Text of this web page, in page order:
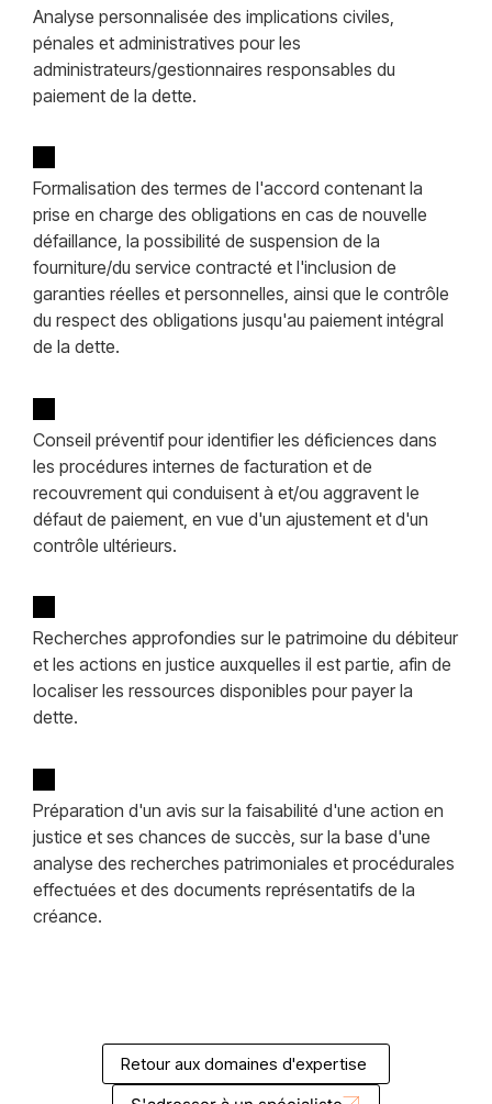
Analyse personnalisée des implications civiles,
pénales et administratives pour les
administrateurs/gestionnaires responsables du
paiement de la dette.
Formalisation des termes de l'accord contenant la
prise en charge des obligations en cas de nouvelle
défaillance, la possibilité de suspension de la
fourniture/du service contracté et l'inclusion de
garanties réelles et personnelles, ainsi que le contrôle
du respect des obligations jusqu'au paiement intégral
de la dette.
Conseil préventif pour identifier les déficiences dans
les procédures internes de facturation et de
recouvrement qui conduisent à et/ou aggravent le
défaut de paiement, en vue d'un ajustement et d'un
contrôle ultérieurs.
Recherches approfondies sur le patrimoine du débiteur
et les actions en justice auxquelles il est partie, afin de
localiser les ressources disponibles pour payer la
dette.
Préparation d'un avis sur la faisabilité d'une action en
justice et ses chances de succès, sur la base d'une
analyse des recherches patrimoniales et procédurales
effectuées et des documents représentatifs de la
créance.
Retour aux domaines d'expertise